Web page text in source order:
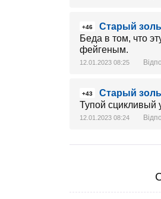
+46
Старый
Беда в том, что
фейгеным.
12.01.2023 08:25
+43
Старый
Тупой сцикливый
12.01.2023 08:24